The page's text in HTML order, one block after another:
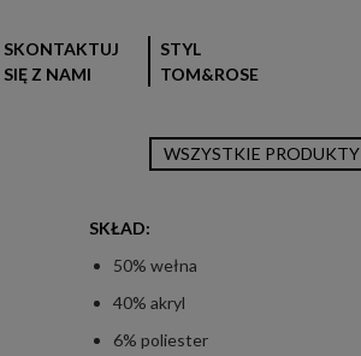
SKONTAKTUJ
SIĘ Z NAMI
STYL
TOM&ROSE
WSZYSTKIE PRODUKTY
SKŁAD:
50% wełna
40% akryl
6% poliester